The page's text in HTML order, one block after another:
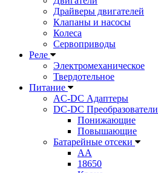
Драйверы двигателей
Клапаны и насосы
Колеса
Сервоприводы
Реле
Электромеханическое
Твердотельное
Питание
AC-DC Адаптеры
DC-DC Преобразователи
Понижающие
Повышающие
Батарейные отсеки
AA
18650